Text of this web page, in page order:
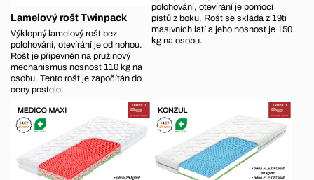
Lamelový rošt Twinpack
Výklopný lamelový rošt bez
polohování, otevírání je od nohou.
Rošt je připevněn na pružinový
mechanismus nosnost 110 kg na
osobu. Tento rošt je započítán do
ceny postele.
polohování, otevírání je pomocí
pístů z boku. Rošt se skládá z 19ti
masivních latí a jeho nosnost je 150
kg na osobu.